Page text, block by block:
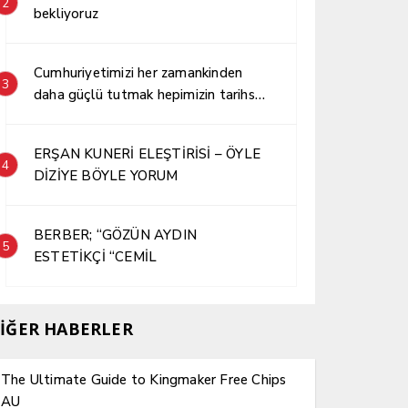
bekliyoruz
3
Cumhuriyetimizi her zamankinden
daha güçlü tutmak hepimizin tarihsel
4
ERŞAN KUNERİ ELEŞTİRİSİ – ÖYLE
DİZİYE BÖYLE YORUM
5
BERBER; “GÖZÜN AYDIN
ESTETİKÇİ “CEMİL
HABERLER
The Ultimate Guide to Kingmaker Free Chips
AU